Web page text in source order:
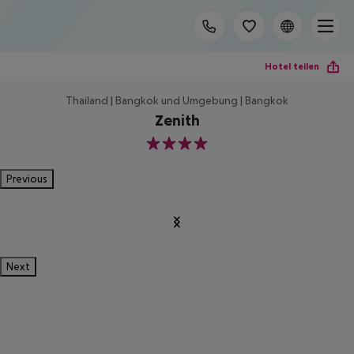
Hotel teilen
Thailand | Bangkok und Umgebung | Bangkok
Zenith
4
Previous
Next